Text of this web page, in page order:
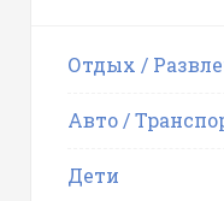
Отдых /
Авто /
Дети